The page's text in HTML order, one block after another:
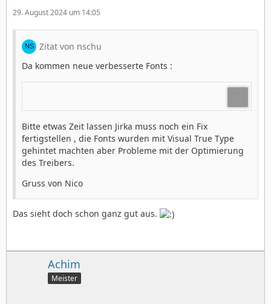
29. August 2024 um 14:05
Zitat von nschu
Da kommen neue verbesserte Fonts :
Bitte etwas Zeit lassen Jirka muss noch ein Fix
fertigstellen , die Fonts wurden mit Visual True Type
gehintet machten aber Probleme mit der Optimierung
des Treibers.
Gruss von Nico
Das sieht doch schon ganz gut aus.
Achim
Meister